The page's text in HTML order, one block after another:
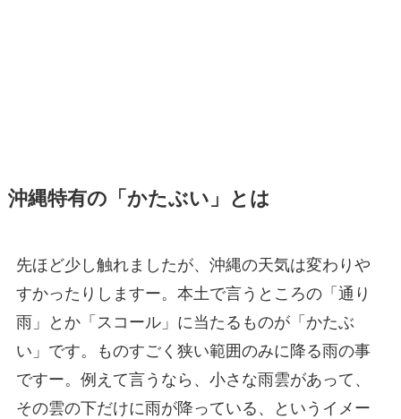
沖縄特有の「かたぶい」とは
先ほど少し触れましたが、沖縄の天気は変わりや
すかったりしますー。本土で言うところの「通り
雨」とか「スコール」に当たるものが「かたぶ
い」です。ものすごく狭い範囲のみに降る雨の事
ですー。例えて言うなら、小さな雨雲があって、
その雲の下だけに雨が降っている、というイメー